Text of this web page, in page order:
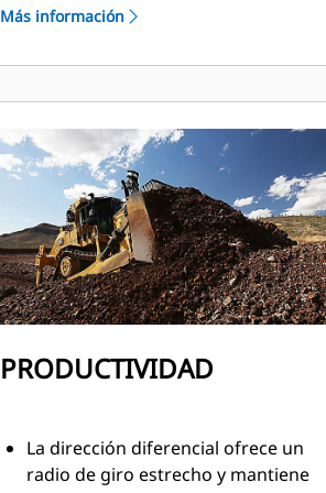
La suspensión por bogies permite
condiciones del terreno, ofreciendo
La dirección diferencial permite
grandes cargas con maniobras
rápidas y suaves
Más información
PRODUCTIVIDAD
La dirección diferencial ofrece un
radio de giro estrecho y mantiene